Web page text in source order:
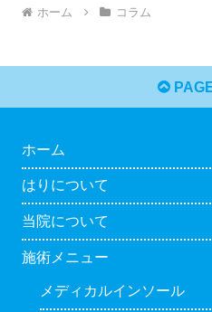
ホーム コラム
ホーム
はりについて
当院について
施術メニュー
メディカルインソール